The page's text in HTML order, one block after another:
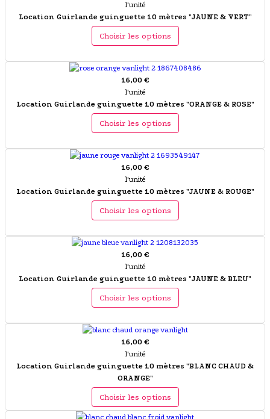
l'unité
Location Guirlande guinguette 10 mètres "JAUNE & VERT"
Choisir les options
16,00 €
l'unité
Location Guirlande guinguette 10 mètres "ORANGE & ROSE"
Choisir les options
16,00 €
l'unité
Location Guirlande guinguette 10 mètres "JAUNE & ROUGE"
Choisir les options
16,00 €
l'unité
Location Guirlande guinguette 10 mètres "JAUNE & BLEU"
Choisir les options
16,00 €
l'unité
Location Guirlande guinguette 10 mètres "BLANC CHAUD &
ORANGE"
Choisir les options